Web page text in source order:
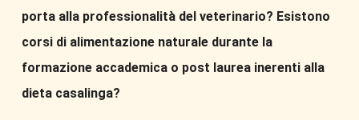
porta alla professionalità del veterinario? Esistono
corsi di alimentazione naturale durante la
formazione accademica o post laurea inerenti alla
dieta casalinga?